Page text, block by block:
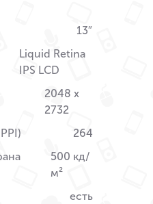
13″
Liquid Retina
IPS LCD
2048 x
2732
264
500 кд/
м²
есть